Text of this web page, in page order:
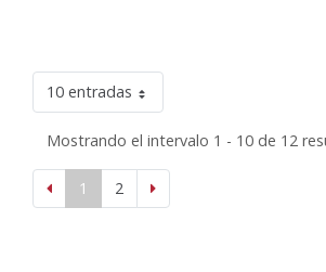
10 entradas
Mostrando el intervalo 1 - 10 de 12
1 2